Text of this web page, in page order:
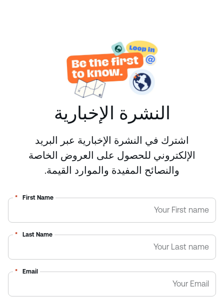
النشرة الإخبارية
اشترك في النشرة الإخبارية عبر البريد
الإلكتروني للحصول على العروض الخاصة
والنصائح المفيدة والموارد القيمة.
First Name
*
Last Name
*
Email
*